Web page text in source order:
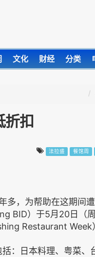
文化 财经 分类
折扣
法拉盛 餐馆周
多，为帮助在这期间
BID） 于5月 20日（
Restaurant Week
：日本料理、粤菜、